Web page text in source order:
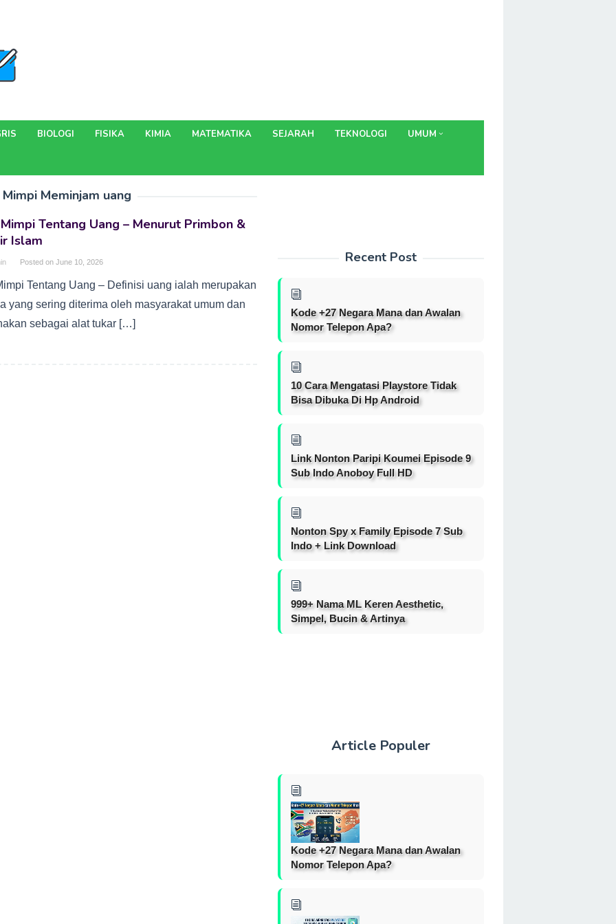
BIOLOGI FISIKA KIMIA MATEMATIKA SEJARAH TEKNOLOGI UMUM
Meminjam uang
Tentang Uang – Menurut Primbon &
Islam
Posted on June 10, 2026
Tentang Uang – Definisi uang ialah merupakan
yang sering diterima oleh masyarakat umum dan
sebagai alat tukar […]
Recent Post
Kode +27 Negara Mana dan Awalan
Nomor Telepon Apa?
10 Cara Mengatasi Playstore Tidak
Bisa Dibuka Di Hp Android
Link Nonton Paripi Koumei Episode 9
Sub Indo Anoboy Full HD
Nonton Spy x Family Episode 7 Sub
Indo + Link Download
999+ Nama ML Keren Aesthetic,
Simpel, Bucin & Artinya
Article Populer
Kode +27 Negara Mana dan Awalan
Nomor Telepon Apa?